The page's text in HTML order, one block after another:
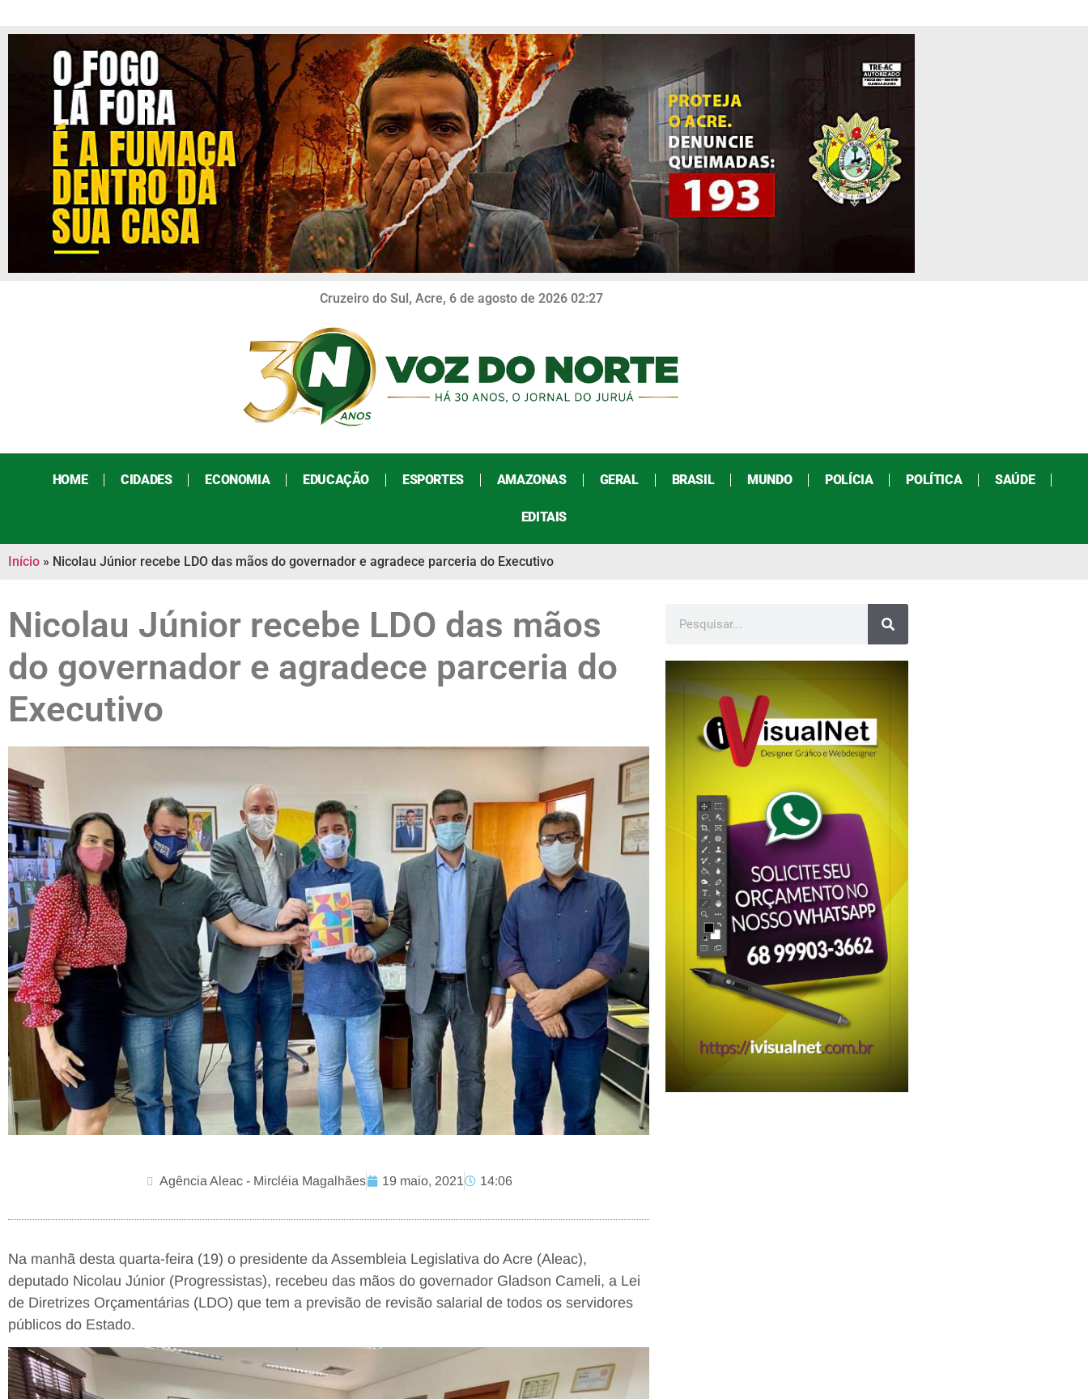
Cruzeiro do Sul, Acre, 6 de agosto de 2026 02:27
HOME CIDADES ECONOMIA EDUCAÇÃO ESPORTES AMAZONAS GERAL BRASIL MUNDO POLÍCIA POLÍTICA SAÚDE
EDITAIS
Início » Nicolau Júnior recebe LDO das mãos do governador e agradece parceria do Executivo
Nicolau Júnior recebe LDO das mãos
do governador e agradece parceria do
Executivo
Agência Aleac - Mircléia Magalhães 19 maio, 2021 14:06
Na manhã desta quarta-feira (19) o presidente da Assembleia Legislativa do Acre (Aleac),
deputado Nicolau Júnior (Progressistas), recebeu das mãos do governador Gladson Cameli, a Lei
de Diretrizes Orçamentárias (LDO) que tem a previsão de revisão salarial de todos os servidores
públicos do Estado.